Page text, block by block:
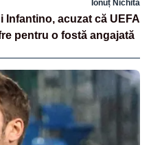
Ionuț Nichita
Infantino, acuzat că UEFA
pentru o fostă angajată